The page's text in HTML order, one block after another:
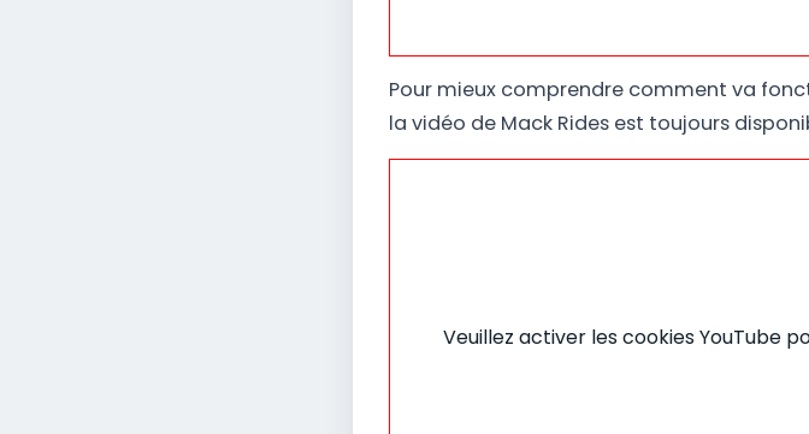
Pour mieux comprendre comment va
la vidéo de Mack Rides est toujours
Veuillez activer les cookies YouTube